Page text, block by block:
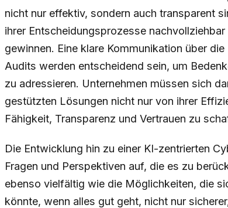
nicht nur effektiv, sondern auch transparent
ihrer Entscheidungsprozesse
gewinnen. Eine klare Kommunikation über
Audits werden entscheidend sein, um
zu adressieren. Unternehmen müssen sich
gestützten Lösungen nicht nur von ihrer
Fähigkeit, Transparenz und Vertrauen zu
Die Entwicklung hin zu einer KI-zentrierten
Fragen und Perspektiven auf, die es zu
ebenso vielfältig wie die Möglichkeiten, die
könnte, wenn alles gut geht, nicht nur